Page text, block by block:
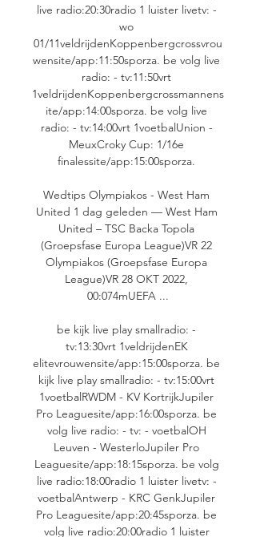
live radio:20:30radio 1 luister livetv: -
wo
01/11veldrijdenKoppenbergcrossvrou
wensite/app:11:50sporza. be volg live
radio: - tv:11:50vrt
1veldrijdenKoppenbergcrossmannens
ite/app:14:00sporza. be volg live
radio: - tv:14:00vrt 1voetbalUnion -
MeuxCroky Cup: 1/16e
finalessite/app:15:00sporza.
Wedtips Olympiakos - West Ham
United 1 dag geleden — West Ham
United – TSC Backa Topola
(Groepsfase Europa League)VR 22
Olympiakos (Groepsfase Europa
League)VR 28 OKT 2022,
00:074mUEFA ...
be kijk live play smallradio: -
tv:13:30vrt 1veldrijdenEK
elitevrouwensite/app:15:00sporza. be
kijk live play smallradio: - tv:15:00vrt
1voetbalRWDM - KV KortrijkJupiler
Pro Leaguesite/app:16:00sporza. be
volg live radio: - tv: - voetbalOH
Leuven - WesterloJupiler Pro
Leaguesite/app:18:15sporza. be volg
live radio:18:00radio 1 luister livetv: -
voetbalAntwerp - KRC GenkJupiler
Pro Leaguesite/app:20:45sporza. be
volg live radio:20:00radio 1 luister